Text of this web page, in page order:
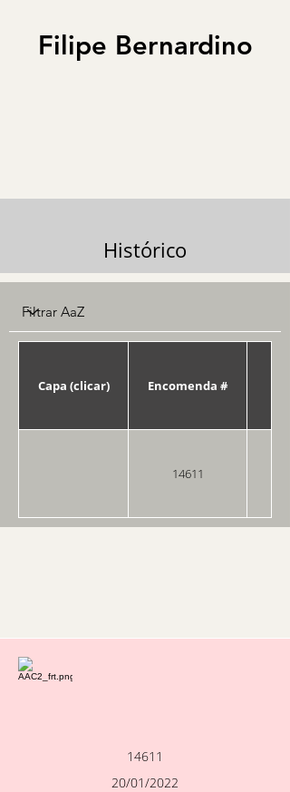
Filipe Bernardino
Histórico
Capa (clicar) Encomenda #
14611
14611
20/01/2022